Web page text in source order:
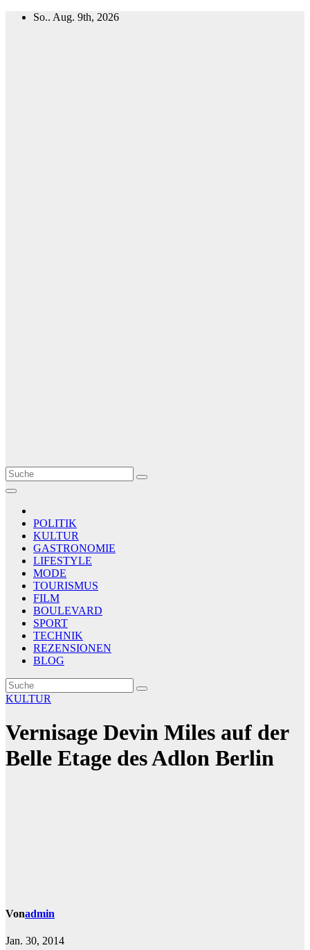
Zum
So.. Aug. 9th, 2026
Le Matin
AGENCE DE PRESSE
POLITIK
KULTUR
GASTRONOMIE
LIFESTYLE
MODE
TOURISMUS
FILM
BOULEVARD
SPORT
TECHNIK
REZENSIONEN
BLOG
KULTUR
Vernisage Devin Miles auf der
Belle Etage des Adlon Berlin
Vonadmin
Jan. 30, 2014